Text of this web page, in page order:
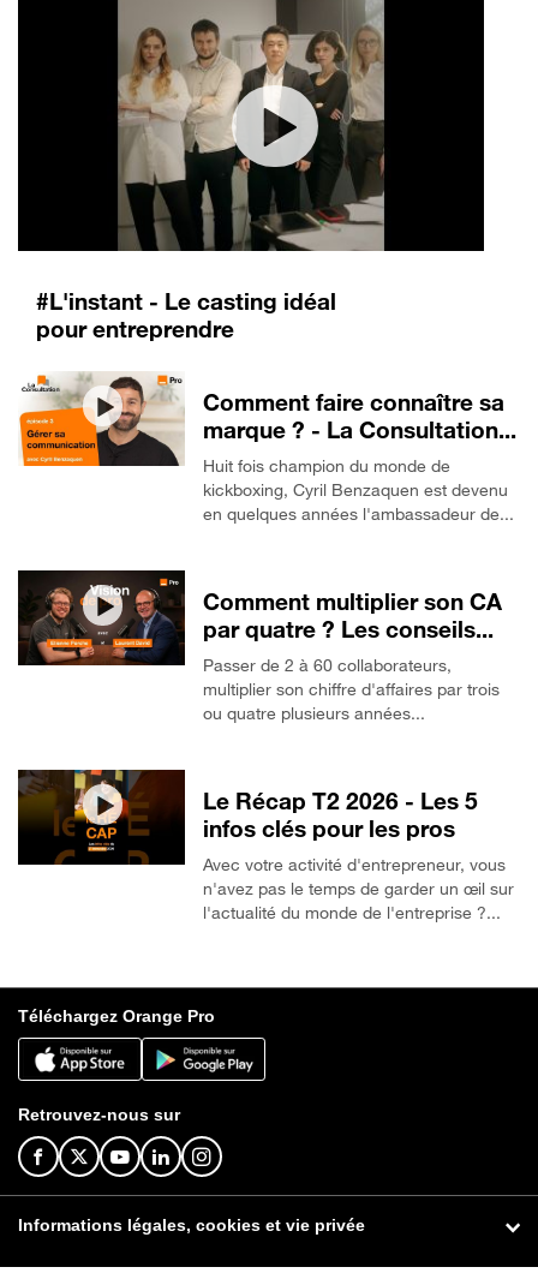
#L'instant - Le casting idéal
pour entreprendre
Comment faire connaître sa
marque ? - La Consultation...
Huit fois champion du monde de
kickboxing, Cyril Benzaquen est devenu
en quelques années l'ambassadeur de...
Comment multiplier son CA
par quatre ? Les conseils...
Passer de 2 à 60 collaborateurs,
multiplier son chiffre d'affaires par trois
ou quatre plusieurs années...
Le Récap T2 2026 - Les 5
infos clés pour les pros
Avec votre activité d'entrepreneur, vous
n'avez pas le temps de garder un œil sur
l'actualité du monde de l'entreprise ?...
Téléchargez Orange Pro
Retrouvez-nous sur
Informations légales, cookies et vie privée
© Orange 2026